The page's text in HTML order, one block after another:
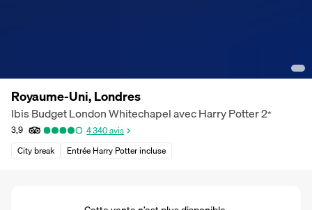
Royaume-Uni, Londres
Ibis Budget London Whitechapel avec Harry Potter2*
3,9 4 340avis
City break
Entrée Harry Potter incluse